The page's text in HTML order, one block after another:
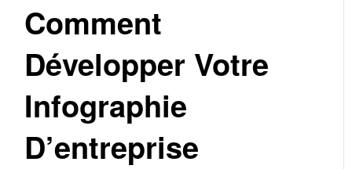
Comment
Développer Votre
Infographie
D’entreprise